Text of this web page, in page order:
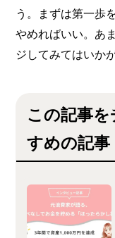
う。まずは第一歩
やめればいい。あ
ジしてみてはいか
この記事
すめの記事